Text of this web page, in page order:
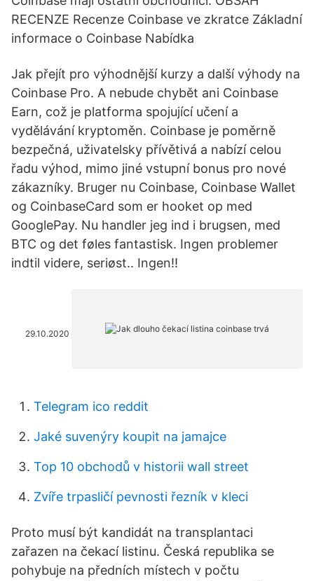
RECENZE Recenze Coinbase ve zkratce Základní
informace o Coinbase Nabídka
Jak přejít pro výhodnější kurzy a další výhody na
Coinbase Pro. A nebude chybět ani Coinbase
Earn, což je platforma spojující učení a
vydělávání kryptoměn. Coinbase je poměrně
bezpečná, uživatelsky přívětivá a nabízí celou
řadu výhod, mimo jiné vstupní bonus pro nové
zákazníky. Bruger nu Coinbase, Coinbase Wallet
og CoinbaseCard som er hooket op med
GooglePay. Nu handler jeg ind i brugsen, med
BTC og det føles fantastisk. Ingen problemer
indtil videre, seriøst.. Ingen!!
29.10.2020
Telegram ico reddit
Jaké suvenýry koupit na jamajce
Top 10 obchodů v historii wall street
Zvíře trpasličí pevnosti řezník v kleci
Proto musí být kandidát na transplantaci
zařazen na čekací listinu. Česká republika se
pohybuje na předních místech v počtu